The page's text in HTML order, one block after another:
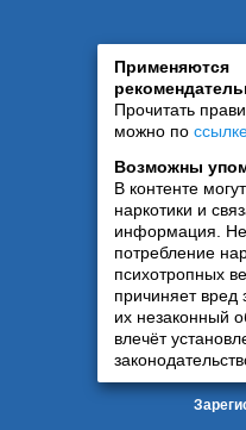
Применяются
Прочитать
можно по
Возможны
В контенте
наркотики и
информация.
потребление
психотропных
причиняет вред
их незаконный
влечёт